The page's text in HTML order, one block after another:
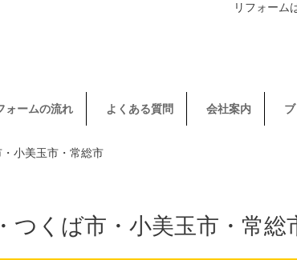
リフォーム
ォームの流れ よくある質問 会社案内
小美玉市・常総市
つくば市・小美玉市・常総